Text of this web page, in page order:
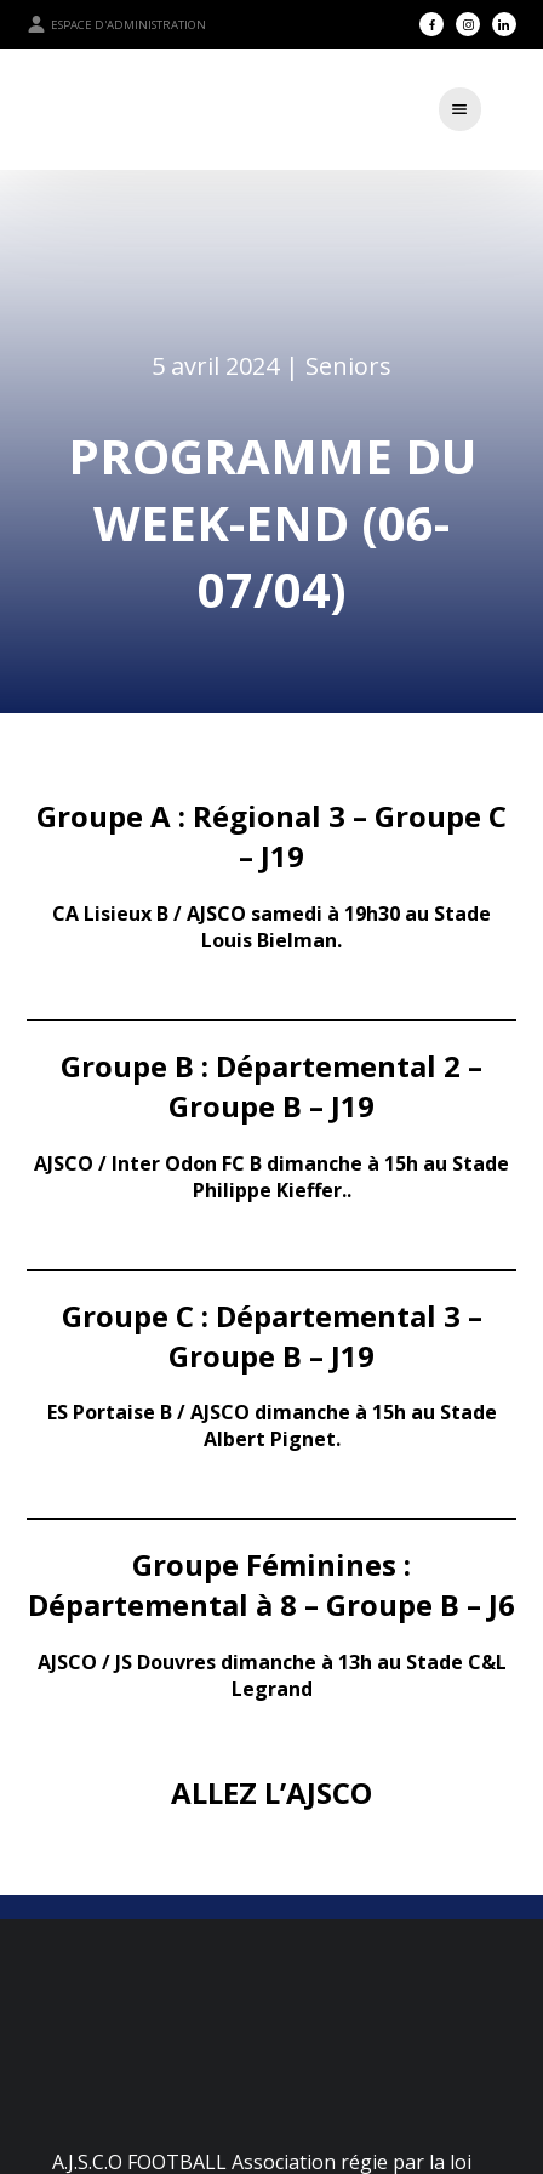
ESPACE D'ADMINISTRATION
5 avril 2024 | Seniors
PROGRAMME DU
WEEK-END (06-
07/04)
Groupe A : Régional 3 – Groupe C
– J19
CA Lisieux B / AJSCO samedi à 19h30 au Stade
Louis Bielman.
Groupe B : Départemental 2 –
Groupe B – J19
AJSCO / Inter Odon FC B dimanche à 15h au Stade
Philippe Kieffer..
Groupe C : Départemental 3 –
Groupe B – J19
ES Portaise B / AJSCO dimanche à 15h au Stade
Albert Pignet.
Groupe Féminines :
Départemental à 8 – Groupe B – J6
AJSCO / JS Douvres dimanche à 13h au Stade C&L
Legrand
ALLEZ L’AJSCO
A.J.S.C.O FOOTBALL Association régie par la loi